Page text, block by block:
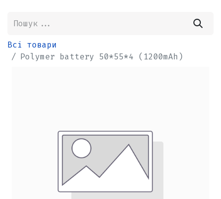
Всі товари
Polymer battery 50*55*4 (1200mAh)